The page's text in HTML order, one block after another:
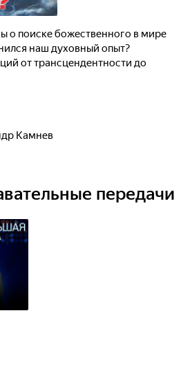
о поиске божественного в мире
наш духовный опыт?
от трансцендентности до
Камнев
передачи